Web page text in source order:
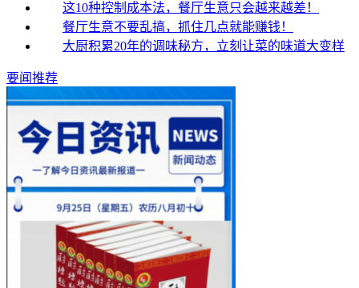
这10种控制成本法，餐厅生意只会越来越差！
餐厅生意不要乱搞，抓住几点就能赚钱！
大厨积累20年的调味秘方，立刻让菜的味道大变样
要闻推荐